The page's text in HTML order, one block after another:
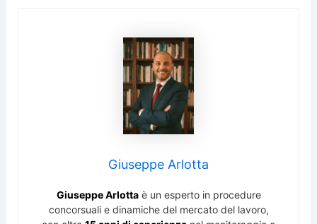
Giuseppe Arlotta
Giuseppe Arlottaè un esperto in procedure
concorsuali e dinamiche del mercato del lavoro,